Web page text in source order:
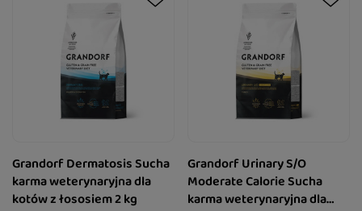
Grandorf Dermatosis Sucha
karma weterynaryjna dla
kotów z łososiem 2 kg
Grandorf Urinary S/O
Moderate Calorie Sucha
karma weterynaryjna dla